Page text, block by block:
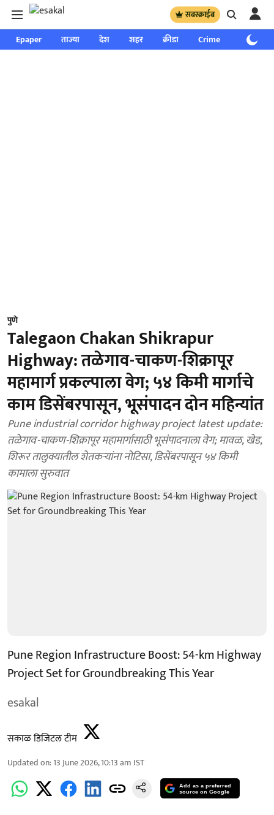
सबस्क्राईब
Epaper ताज्या देश शहर क्रीडा Crime साप्ताहिक
पुणे
Talegaon Chakan Shikrapur
Highway: तळेगाव-चाकण-शिक्रापूर
महामार्ग प्रकल्पाला वेग; ५४ किमी मार्गाचे
काम डिसेंबरपासून, भूसंपादन दोन महिन्यांत
Pune industrial corridor highway project latest update:
तळेगाव-चाकण-शिक्रापूर महामार्गासाठी भूसंपादनाला वेग; मावळ, खेड,
शिरूर तालुक्यातील शेतकऱ्यांना नोटिसा, डिसेंबरपासून ५४ किमी
कामाला सुरुवात
Pune Region Infrastructure Boost: 54-km Highway
Project Set for Groundbreaking This Year
esakal
सकाळ डिजिटल टीम
Updated on:13 June 2026, 10:13 am IST
Add as a preferred
source on Google